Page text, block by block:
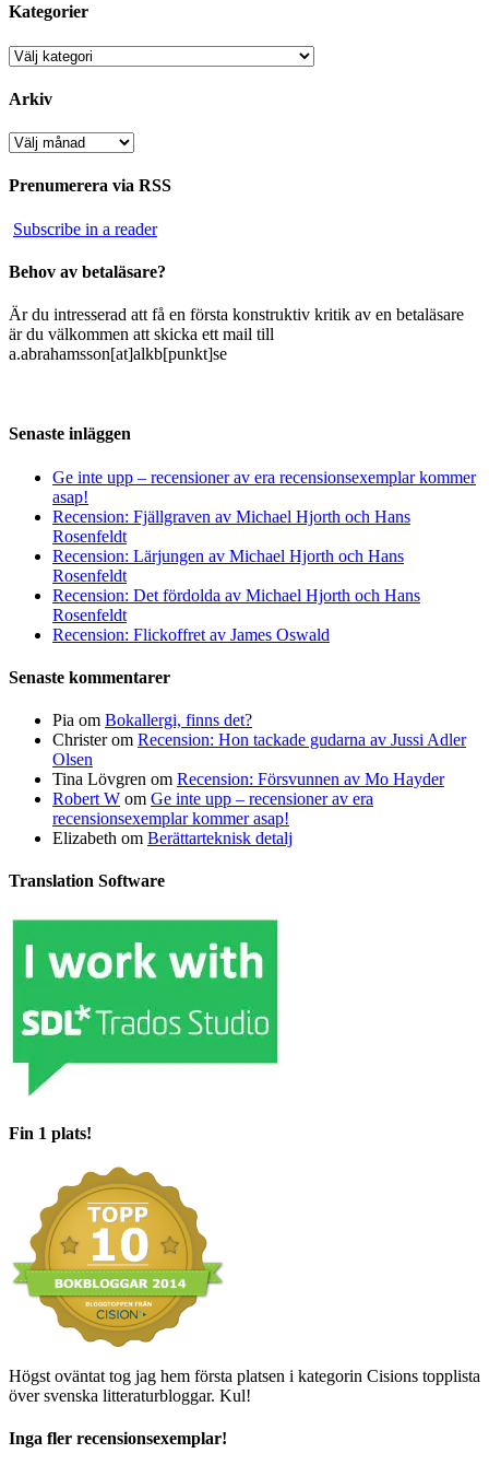
Kategorier
Kategorier
Arkiv
Arkiv
Prenumerera via RSS
Subscribe in a reader
Behov av betaläsare?
Är du intresserad att få en första konstruktiv kritik av en betaläsare
är du välkommen att skicka ett mail till
a.abrahamsson[at]alkb[punkt]se
Senaste inläggen
Ge inte upp – recensioner av era recensionsexemplar kommer
asap!
Recension: Fjällgraven av Michael Hjorth och Hans
Rosenfeldt
Recension: Lärjungen av Michael Hjorth och Hans
Rosenfeldt
Recension: Det fördolda av Michael Hjorth och Hans
Rosenfeldt
Recension: Flickoffret av James Oswald
Senaste kommentarer
Pia om Bokallergi, finns det?
Christerom Recension: Hon tackade gudarna av Jussi Adler
Olsen
Tina Lövgren om Recension: Försvunnen av Mo Hayder
Robert W om Ge inte upp – recensioner av era
recensionsexemplar kommer asap!
Elizabeth om Berättarteknisk detalj
Translation Software
Fin 1 plats!
Högst oväntat tog jag hem första platsen i kategorin Cisions topplista
över svenska litteraturbloggar. Kul!
Inga fler recensionsexemplar!